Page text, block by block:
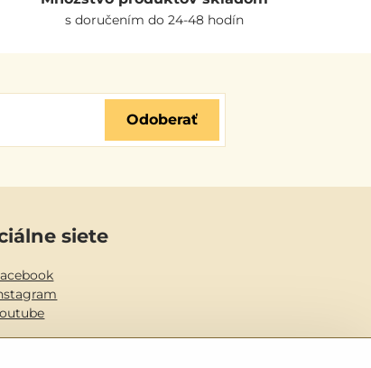
s doručením do 24-48 hodín
Odoberať
siete